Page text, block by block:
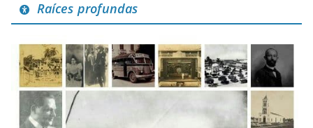
Raíces profundas